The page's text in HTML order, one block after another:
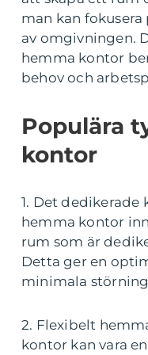
man kan
av omgivningen.
hemma kontor
behov och
Populära
kontor
1. Det dedikerade
hemma kontor
rum som är
Detta ger en
minimala
2. Flexibelt
kontor kan vara